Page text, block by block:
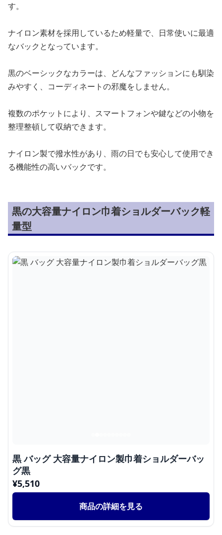
す。
ナイロン素材を採用しているため軽量で、日常使いに最適
なバックとなっています。
黒のベーシックなカラーは、どんなファッションにも馴染
みやすく、コーディネートの邪魔をしません。
複数のポケットにより、スマートフォンや鍵などの小物を
整理整頓して収納できます。
ナイロン製で撥水性があり、雨の日でも安心して使用でき
る機能性の高いバックです。
黒の大容量ナイロン巾着ショルダーバック軽
量型
黒 バッグ 大容量ナイロン製巾着ショルダーバッ
グ黒
¥5,510
商品の詳細を見る